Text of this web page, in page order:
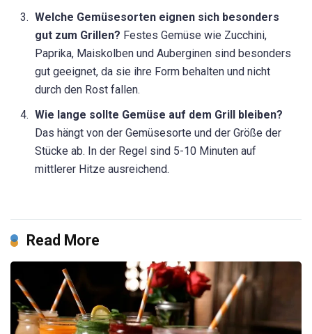
Welche Gemüsesorten eignen sich besonders
gut zum Grillen? Festes Gemüse wie Zucchini,
Paprika, Maiskolben und Auberginen sind besonders
gut geeignet, da sie ihre Form behalten und nicht
durch den Rost fallen.
Wie lange sollte Gemüse auf dem Grill bleiben?
Das hängt von der Gemüsesorte und der Größe der
Stücke ab. In der Regel sind 5-10 Minuten auf
mittlerer Hitze ausreichend.
Read More